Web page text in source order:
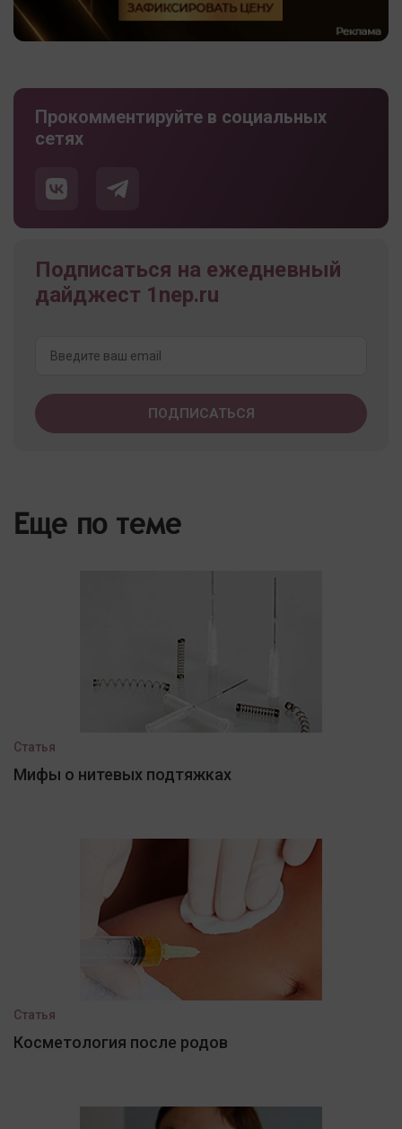
Прокомментируйте в социальных
сетях
Подписаться на ежедневный
дайджест 1nep.ru
Еще по теме
Статья
Мифы о нитевых подтяжках
Статья
Косметология после родов